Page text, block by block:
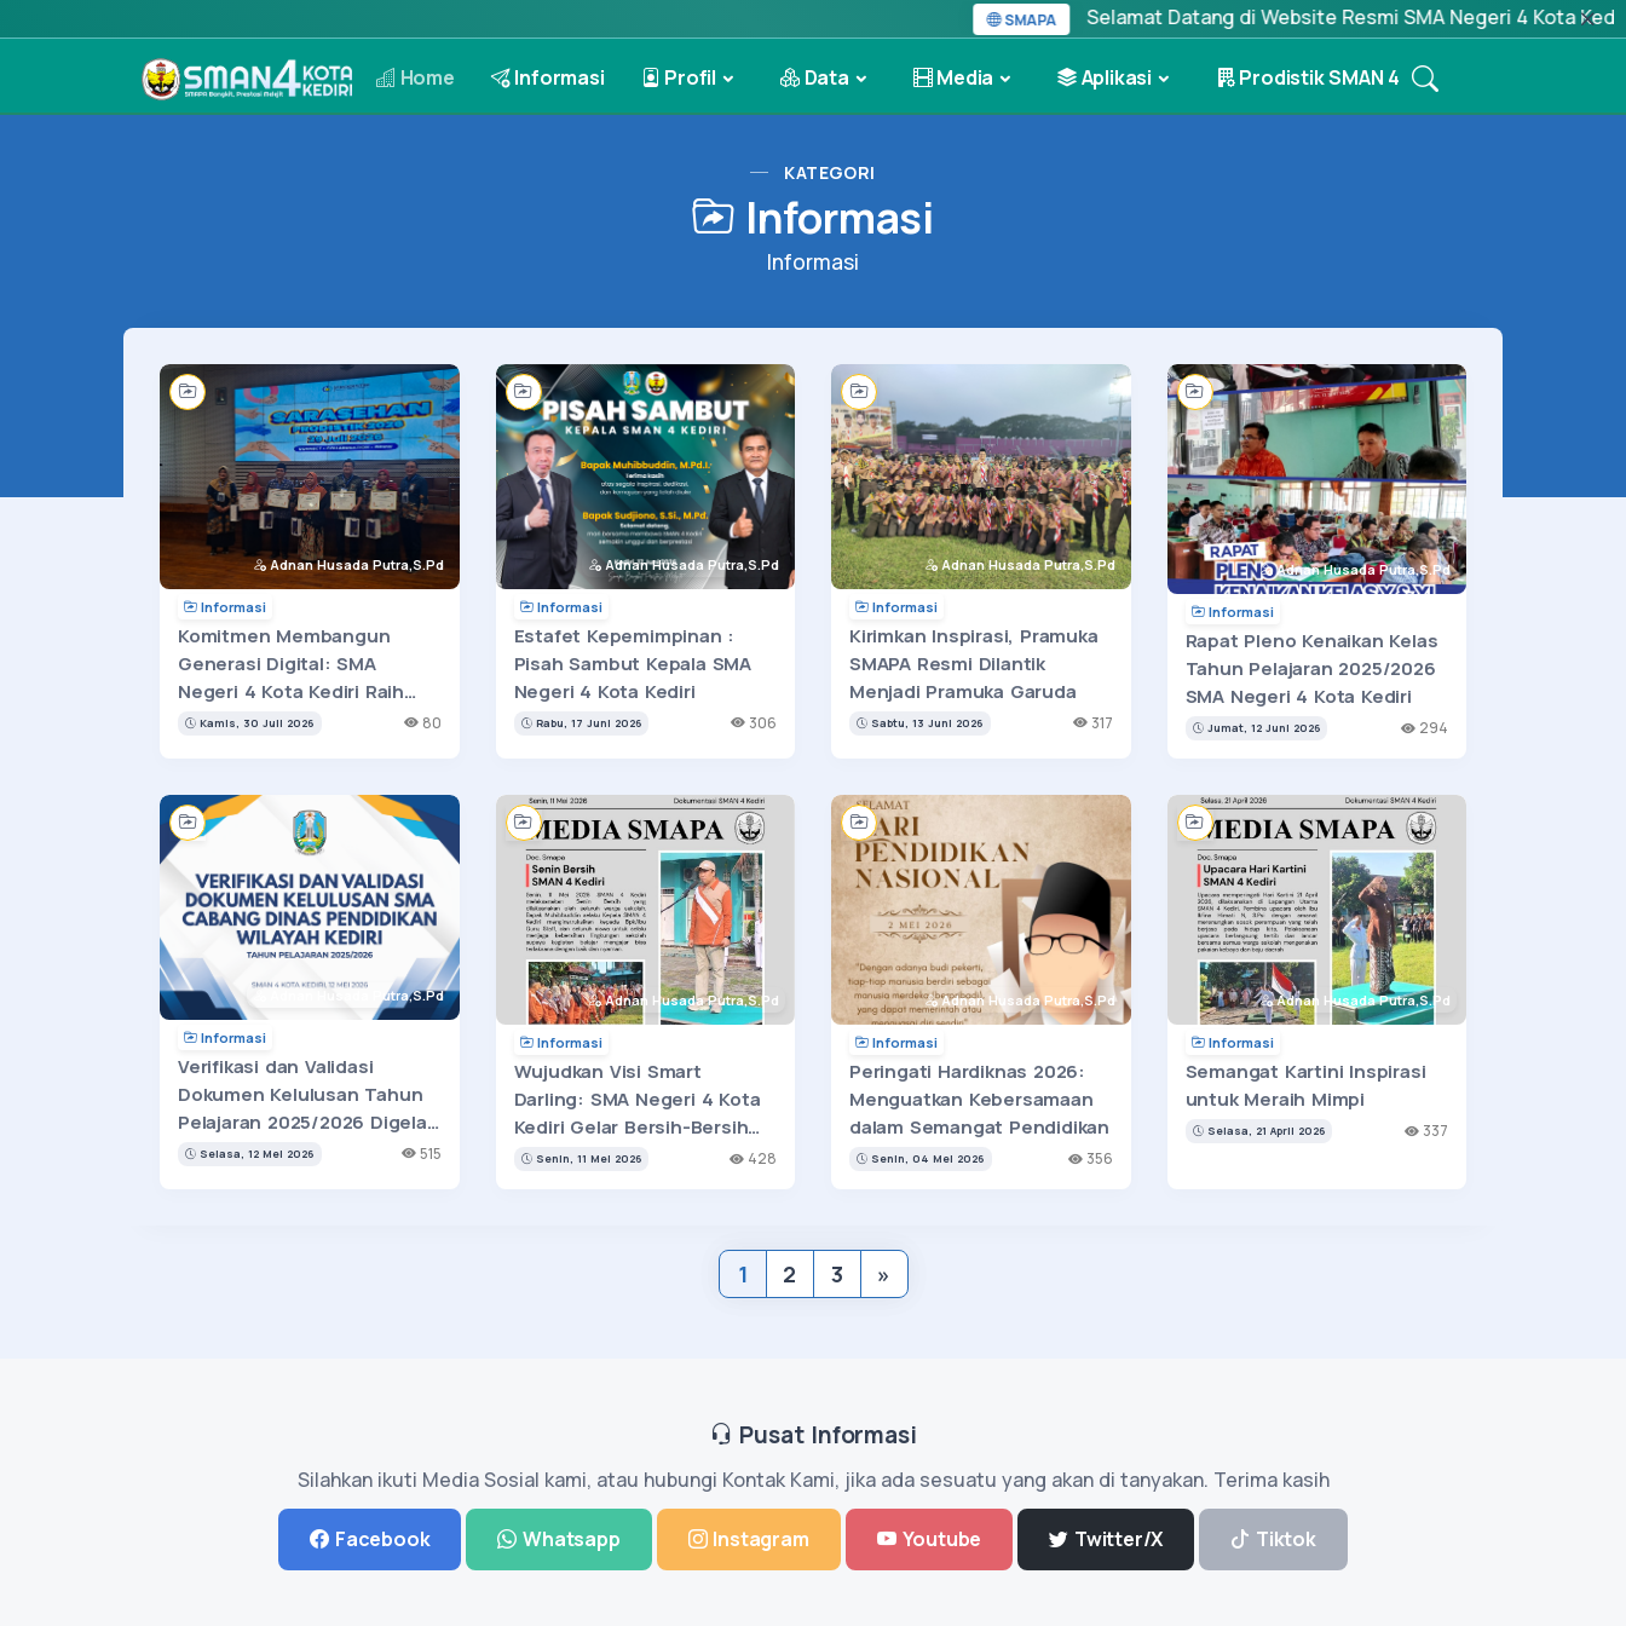
SMAPA Selamat Datang di Website Resmi SMA Negeri 4 Kota Kediri,
Home Informasi Profil Data Media Aplikasi Prodistik SMAN 4
KATEGORI
Informasi
Informasi
Adnan Husada Putra,S.Pd
Informasi
Komitmen Membangun
Generasi Digital: SMA
Negeri 4 Kota Kediri Raih
Penghargaan Prodistik dari
Kamis, 30 Juli 2026 80
Adnan Husada Putra,S.Pd
Informasi
Estafet Kepemimpinan :
Pisah Sambut Kepala SMA
Negeri 4 Kota Kediri
Rabu, 17 Juni 2026 306
Adnan Husada Putra,S.Pd
Informasi
Kirimkan Inspirasi, Pramuka
SMAPA Resmi Dilantik
Menjadi Pramuka Garuda
Sabtu, 13 Juni 2026 317
Adnan Husada Putra,S.Pd
Informasi
Rapat Pleno Kenaikan Kelas
Tahun Pelajaran 2025/2026
SMA Negeri 4 Kota Kediri
Jumat, 12 Juni 2026 294
Adnan Husada Putra,S.Pd
Informasi
Verifikasi dan Validasi
Dokumen Kelulusan Tahun
Pelajaran 2025/2026 Digelar
di SMA Negeri 4 Kota Kediri
Selasa, 12 Mei 2026 515
Adnan Husada Putra,S.Pd
Informasi
Wujudkan Visi Smart
Darling: SMA Negeri 4 Kota
Kediri Gelar Bersih-Bersih
Lingkungan Sekolah
Senin, 11 Mei 2026 428
Adnan Husada Putra,S.Pd
Informasi
Peringati Hardiknas 2026:
Menguatkan Kebersamaan
dalam Semangat Pendidikan
Senin, 04 Mei 2026 356
Adnan Husada Putra,S.Pd
Informasi
Semangat Kartini Inspirasi
untuk Meraih Mimpi
Selasa, 21 April 2026 337
1 2 3 »
Pusat Informasi
Silahkan ikuti Media Sosial kami, atau hubungi Kontak Kami, jika ada sesuatu yang akan di tanyakan. Terima kasih
Facebook Whatsapp Instagram Youtube Twitter/X Tiktok